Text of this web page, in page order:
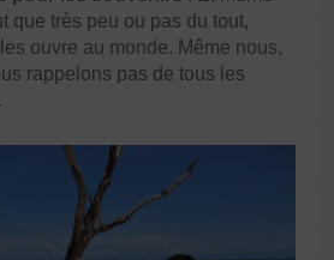
que très peu ou pas du tout,
ouvre au monde. Même nous,
rappelons pas de tous les